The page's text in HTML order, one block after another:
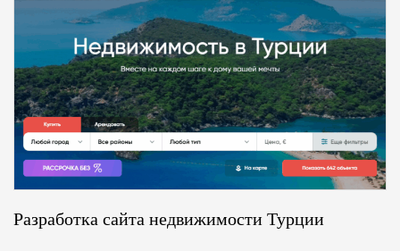
Разработка сайта недвижимости Турции